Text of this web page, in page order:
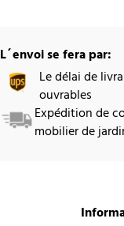
L´envoi se fera par:
Le délai de
ouvrables
Expédition de
mobilier de